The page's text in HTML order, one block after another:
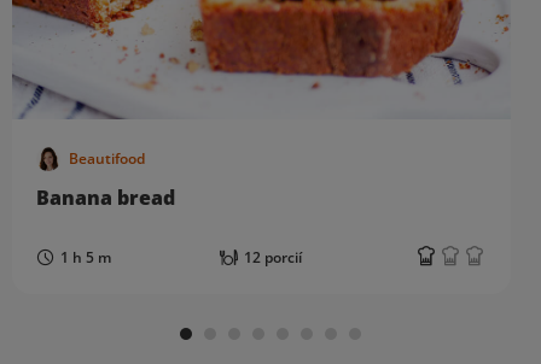
Beautifood
Banana bread
1 h 5 m 12 porcií